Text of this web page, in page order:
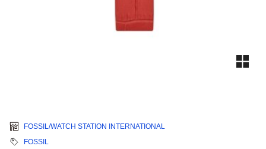
FOSSIL/WATCH STATION INTERNATIONAL
FOSSIL